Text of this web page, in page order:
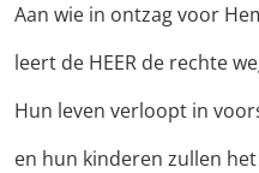
Aan wie in ontzag voor
leert de HEER de rechte
Hun leven verloopt in
en hun kinderen zullen